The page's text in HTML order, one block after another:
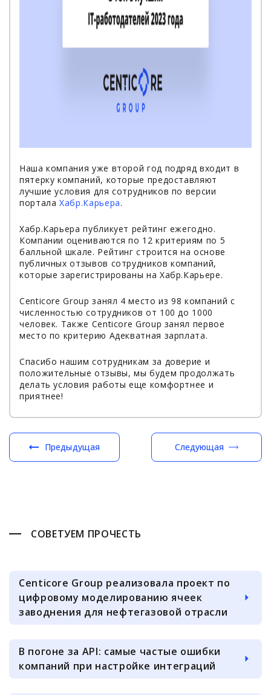
Наша компания уже второй год подряд входит в
пятерку компаний, которые предоставляют
лучшие условия для сотрудников по версии
портала Хабр.Карьера.
Хабр.Карьера публикует рейтинг ежегодно.
Компании оцениваются по 12 критериям по 5
балльной шкале. Рейтинг строится на основе
публичных отзывов сотрудников компаний,
которые зарегистрированы на Хабр.Карьере.
Centicore Group занял 4 место из 98 компаний с
численностью сотрудников от 100 до 1000
человек. Также Centicore Group занял первое
место по критерию Адекватная зарплата.
Спасибо нашим сотрудникам за доверие и
положительные отзывы, мы будем продолжать
делать условия работы еще комфортнее и
приятнее!
Предыдущая Следующая
СОВЕТУЕМ ПРОЧЕСТЬ
Centicore Group реализовала проект по
цифровому моделированию ячеек
заводнения для нефтегазовой отрасли
В погоне за API: самые частые ошибки
компаний при настройке интеграций